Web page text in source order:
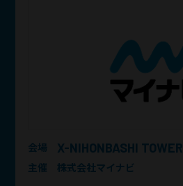
会場 X-NIHONBASHI TOWER
主催 株式会社マイナビ